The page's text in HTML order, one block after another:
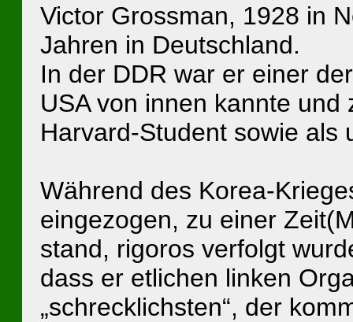
Victor Grossman, 1928 in
Jahren in Deutschland.
In der DDR war er einer
USA von innen kannte
Harvard-Student sowie als
Während des Korea-
eingezogen, zu einer
stand, rigoros verfolgt
dass er etlichen linken
„schrecklichsten“, der